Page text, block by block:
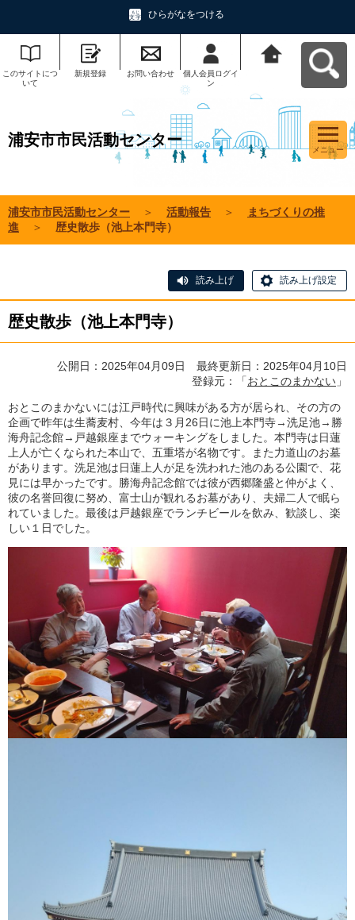
ひらがなをつける
このサイトにつ
いて
新規登録 お問い合わせ
個人会員ログイ
ン
浦安市市民活動センター
メニュー
浦安市市民活動センター ＞ 活動報告 ＞
まちづくりの推
進
＞ 歴史散歩（池上本門寺）
読み上げ 読み上げ設定
歴史散歩（池上本門寺）
公開日：2025年04月09日 最終更新日：2025年04月10日
登録元：「おとこのまかない 」
おとこのまかないには江戸時代に興味がある方が居られ、その方の
企画で昨年は生蕎麦村、今年は３月26日に池上本門寺→洗足池→勝
海舟記念館→戸越銀座までウォーキングをしました。本門寺は日蓮
上人が亡くなられた本山で、五重塔が名物です。また力道山のお墓
があります。洗足池は日蓮上人が足を洗われた池のある公園で、花
見には早かったです。勝海舟記念館では彼が西郷隆盛と仲がよく、
彼の名誉回復に努め、富士山が観れるお墓があり、夫婦二人で眠ら
れていました。最後は戸越銀座でランチビールを飲み、歓談し、楽
しい１日でした。